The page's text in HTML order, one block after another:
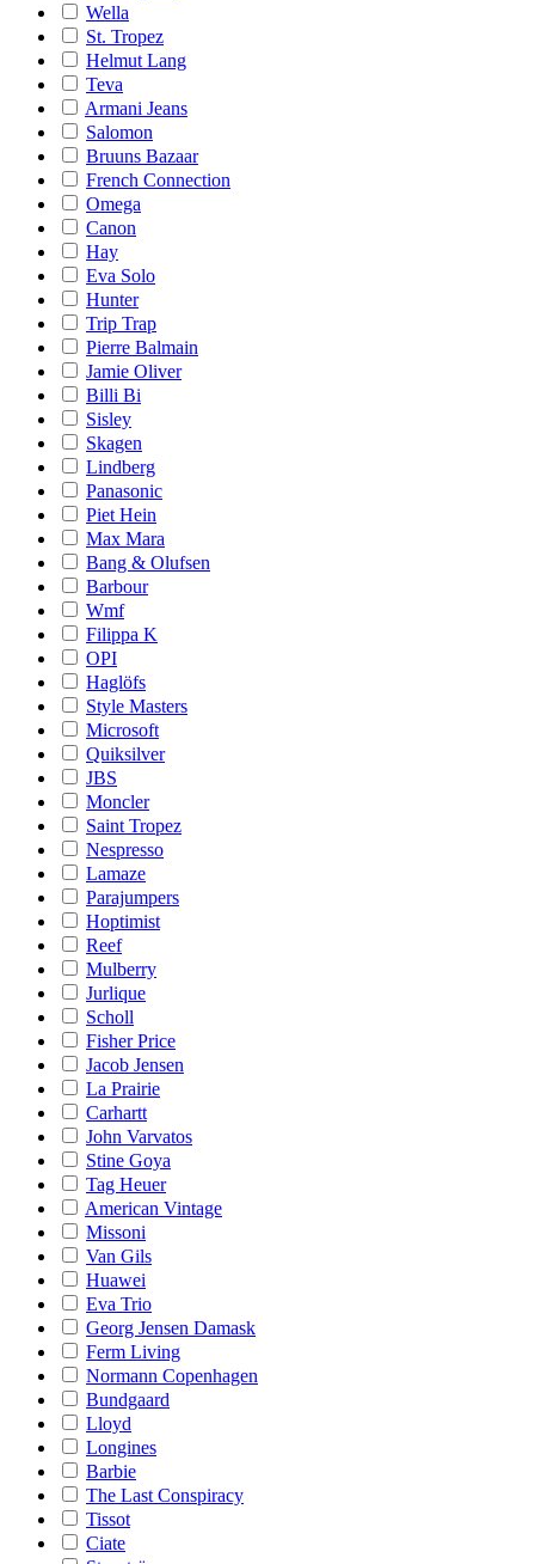
Wella
St. Tropez
Helmut Lang
Teva
Armani Jeans
Salomon
Bruuns Bazaar
French Connection
Omega
Canon
Hay
Eva Solo
Hunter
Trip Trap
Pierre Balmain
Jamie Oliver
Billi Bi
Sisley
Skagen
Lindberg
Panasonic
Piet Hein
Max Mara
Bang & Olufsen
Barbour
Wmf
Filippa K
OPI
Haglöfs
Style Masters
Microsoft
Quiksilver
JBS
Moncler
Saint Tropez
Nespresso
Lamaze
Parajumpers
Hoptimist
Reef
Mulberry
Jurlique
Scholl
Fisher Price
Jacob Jensen
La Prairie
Carhartt
John Varvatos
Stine Goya
Tag Heuer
American Vintage
Missoni
Van Gils
Huawei
Eva Trio
Georg Jensen Damask
Ferm Living
Normann Copenhagen
Bundgaard
Lloyd
Longines
Barbie
The Last Conspiracy
Tissot
Ciate